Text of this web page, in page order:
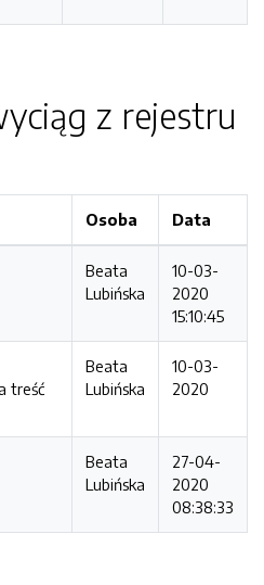
z rejestru
Osoba Data
Beata
Lubińska
10-03-
2020
15:10:45
treść
Beata
Lubińska
10-03-
2020
Beata
Lubińska
27-04-
2020
08:38:33